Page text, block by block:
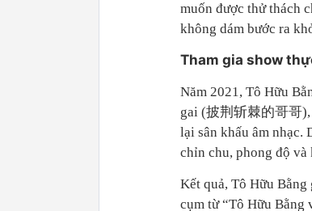
muốn được thử thách
không dám bước ra
Tham gia show
Năm 2021, Tô Hữu
gai (披荆斩棘的哥哥),
lại sân khấu âm nhạc.
chỉn chu, phong độ
Kết quả, Tô Hữu
cụm từ “Tô Hữu Bằng